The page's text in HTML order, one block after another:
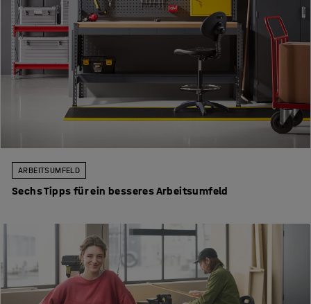
ARBEITSUMFELD
Sechs Tipps für ein besseres Arbeitsumfeld